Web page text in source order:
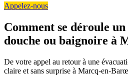
Appelez-nous
Comment se déroule un
douche ou baignoire à
De votre appel au retour à une
claire et sans surprise à Marcq-en-